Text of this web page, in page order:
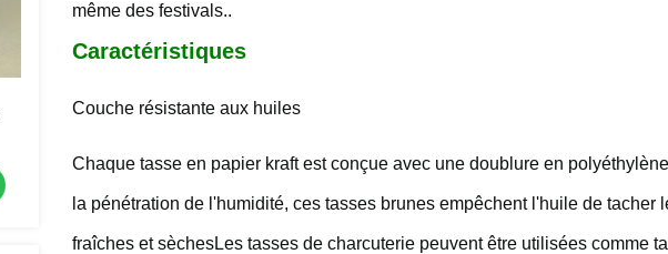
même des festivals..
Caractéristiques
Couche résistante aux huiles
Chaque tasse en papier kraft est conçue avec une doublure en
la pénétration de l'humidité, ces tasses brunes empêchent l'huile de tacher
fraîches et sèchesLes tasses de charcuterie peuvent être utilisées comme